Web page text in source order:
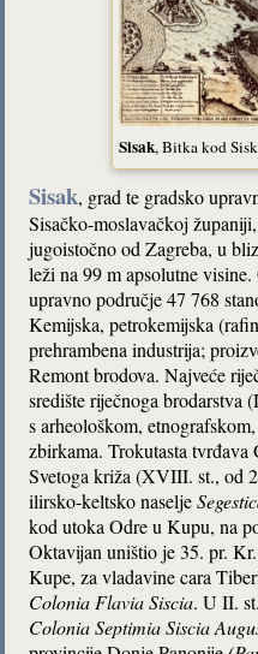
Sisak, Bitka kod
Sisak, grad te gradsko
Sisačko-moslavačkoj
jugoistočno od Zagreba, u
leži na 99 m apsolutne
upravno područje 47 768
Kemijska, petrokemijska
prehrambena industrija;
Remont brodova. Najveće
središte riječnoga
s arheološkom,
zbirkama. Trokutasta
Svetoga križa (XVIII. st., od
ilirsko-keltsko naselje
kod utoka Odre u Kupu, na
Oktavijan uništio je 35. pr.
Kupe, za vladavine cara
Colonia Flavia Siscia. U II.
Colonia Septimia Siscia